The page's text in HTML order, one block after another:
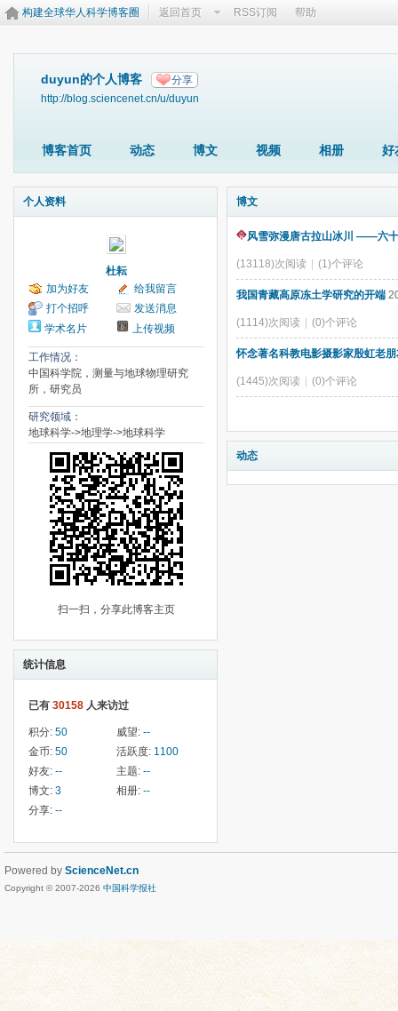
构建全球华人科学博客圈 返回首页 RSS订阅 帮助
duyun的个人博客 分享
http://blog.sciencenet.cn/u/duyun
博客首页 动态 博文 视频 相册 好
个人资料
杜耘
加为好友
给我留言
打个招呼
发送消息
学术名片
上传视频
工作情况：
中国科学院，测量与地球物理研究
所，研究员
研究领域：
地球科学->地理学->地球科学
扫一扫，分享此博客主页
统计信息
已有 30158 人来访过
积分: 50 威望: --
金币: 50 活跃度: 1100
好友: -- 主题: --
博文: 3 相册: --
分享: --
博文
风雪弥漫唐古拉山冰川 ——六
(13118)次阅读 (1)个评论
我国青藏高原冻土学研究的开端
(1114)次阅读 (0)个评论
怀念著名科教电影摄影家殷虹老
(1445)次阅读 (0)个评论
动态
Powered by ScienceNet.cn
Copyright © 2007-2026 中国科学报社